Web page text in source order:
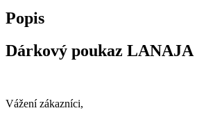
Popis
Dárkový poukaz LANAJA
Vážení zákazníci,